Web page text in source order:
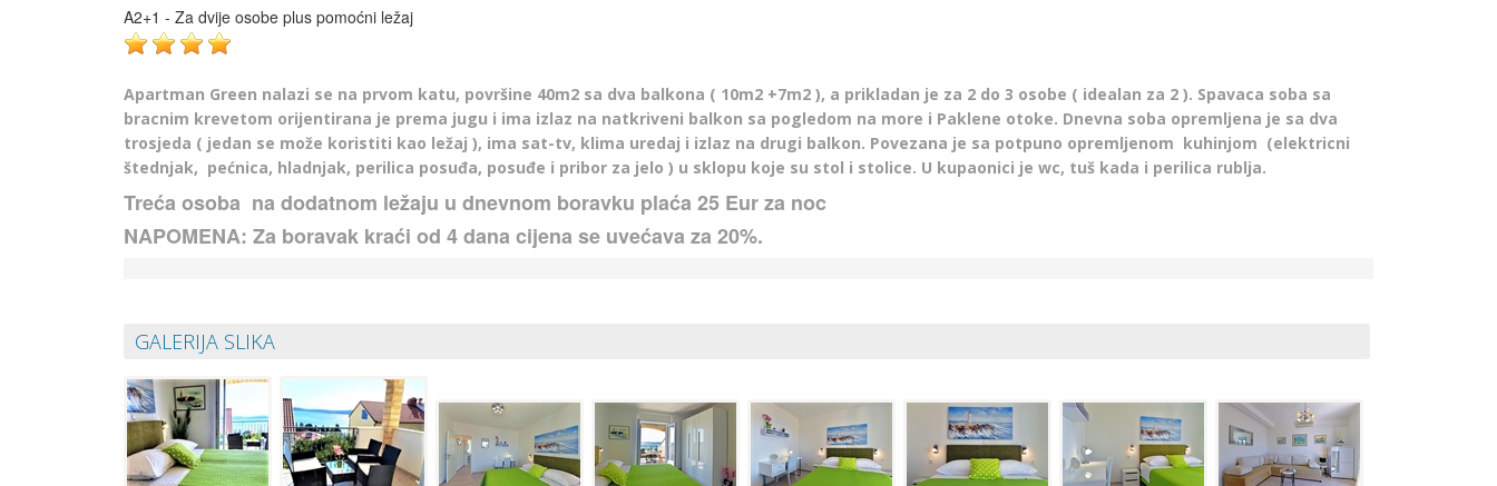
A2+1 - Za dvije osobe plus pomoćni ležaj
Apartman Green nalazi se na prvom katu, površine 40m2 sa dva balkona ( 10m2 +7m2 ), a prikladan je za 2 do 3 osobe ( idealan za 2 ). Spavaca soba sa
bracnim krevetom orijentirana je prema jugu i ima izlaz na natkriveni balkon sa pogledom na more i Paklene otoke. Dnevna soba opremljena je sa dva
trosjeda ( jedan se može koristiti kao ležaj ), ima sat-tv, klima uredaj i izlaz na drugi balkon. Povezana je sa potpuno opremljenom kuhinjom (elektricni
štednjak, pećnica, hladnjak, perilica posuđa, posuđe i pribor za jelo ) u sklopu koje su stol i stolice. U kupaonici je wc, tuš kada i perilica rublja.
Treća osoba na dodatnom ležaju u dnevnom boravku plaća 25 Eur za noc
NAPOMENA: Za boravak kraći od 4 dana cijena se uvećava za 20%.
GALERIJA SLIKA